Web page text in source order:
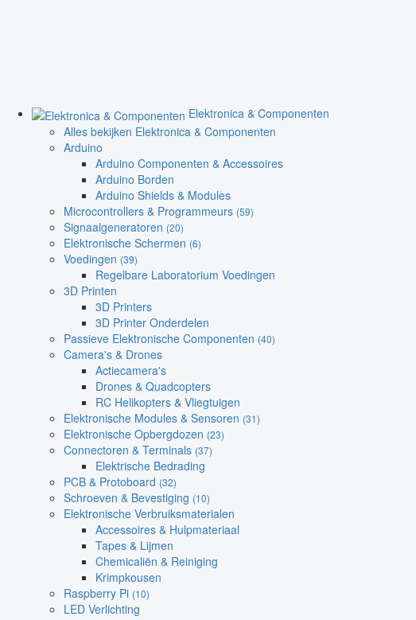
Elektronica & Componenten
Alles bekijken Elektronica & Componenten
Arduino
Arduino Componenten & Accessoires
Arduino Borden
Arduino Shields & Modules
Microcontrollers & Programmeurs (59)
Signaalgeneratoren (20)
Elektronische Schermen (6)
Voedingen (39)
Regelbare Laboratorium Voedingen
3D Printen
3D Printers
3D Printer Onderdelen
Passieve Elektronische Componenten (40)
Camera's & Drones
Actiecamera's
Drones & Quadcopters
RC Helikopters & Vliegtuigen
Elektronische Modules & Sensoren (31)
Elektronische Opbergdozen (23)
Connectoren & Terminals (37)
Elektrische Bedrading
PCB & Protoboard (32)
Schroeven & Bevestiging (10)
Elektronische Verbruiksmaterialen
Accessoires & Hulpmateriaal
Tapes & Lijmen
Chemicaliën & Reiniging
Krimpkousen
Raspberry Pi (10)
LED Verlichting